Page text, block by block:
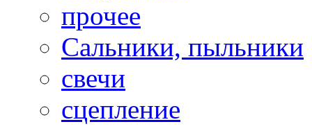
прочее
Сальники, пыльники
свечи
сцепление